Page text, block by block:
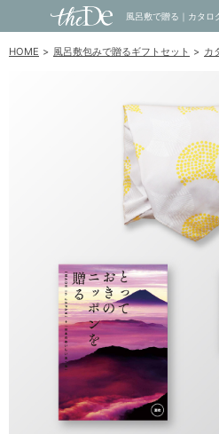
HOME 風呂敷包みで贈るギフトセット カ